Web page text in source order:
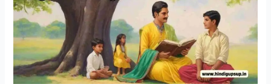
poem
on
guru
in
hindi-
गुरु